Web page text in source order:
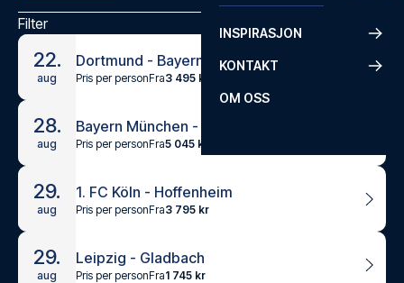
INSPIRASJON
KONTAKT
OM OSS
Filter
22.
aug Pris per personFra3 495 kr
28.
aug
Bayern München - Stuttgart
Pris per personFra5 045 kr
29.
aug
1. FC Köln - Hoffenheim
Pris per personFra3 795 kr
29.
aug
Leipzig - Gladbach
Pris per personFra1 745 kr